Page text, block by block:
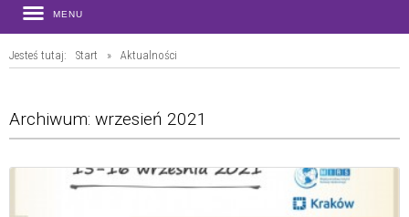
MENU
Jesteś tutaj: Start » Aktualności
Archiwum: wrzesień 2021